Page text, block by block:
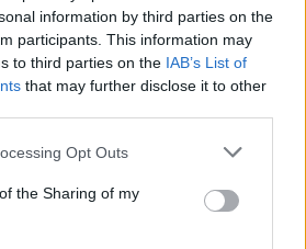
information by third parties on the
participants. This information may
to third parties on the IAB’s List of
that may further disclose it to other
app uses one or more Google
or usage behaviour. You may click to
Google and its third-party tags to
specified purposes in below Google
Opt Outs
the Sharing of my
με προϋπολογισμό της
ευρώ. Πληροφορίες
της Επικρατείας
που είχε καταθέσει η
με ανάδοχο την
METKA βρίσκεται στην
τη συμβασιοποίησή του,